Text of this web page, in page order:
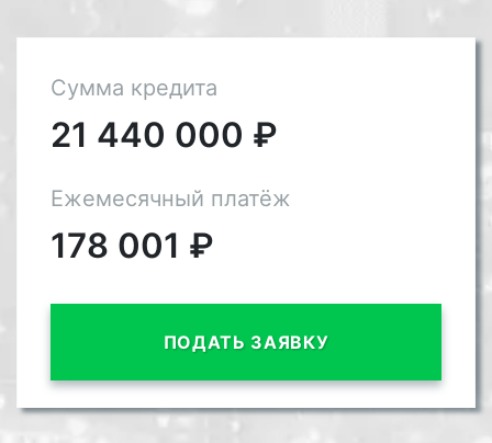
Сумма кредита
21 440 000 ₽
Ежемесячный платёж
178 001 ₽
ПОДАТЬ ЗАЯВКУ